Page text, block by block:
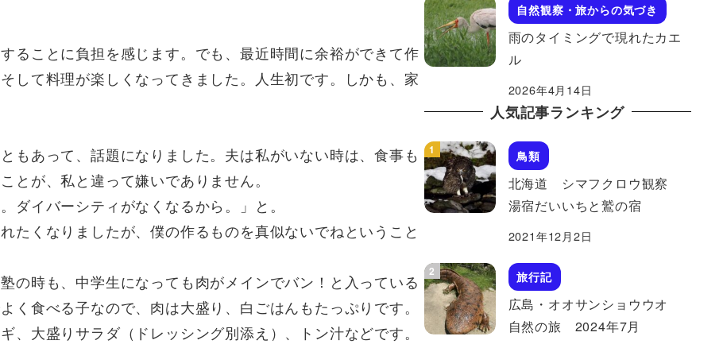
ることに負担を感じます。でも、最近時間に余裕ができて作
して料理が楽しくなってきました。人生初です。しかも、家
もあって、話題になりました。夫は私がいない時は、食事も
とが、私と違って嫌いでありません。
ダイバーシティがなくなるから。」と。
たくなりましたが、僕の作るものを真似ないでねということ
の時も、中学生になっても肉がメインでバン！と入っている
食べる子なので、肉は大盛り、白ごはんもたっぷりです。
大盛りサラダ（ドレッシング別添え）、トン汁などです。
自然観察・旅からの気づき
雨のタイミングで現れたカエ
ル
2026年4月14日
人気記事ランキング
鳥類
北海道 シマフクロウ観察
湯宿だいいちと鷲の宿
2021年12月2日
旅行記
広島・オオサンショウウオ
自然の旅 2024年7月